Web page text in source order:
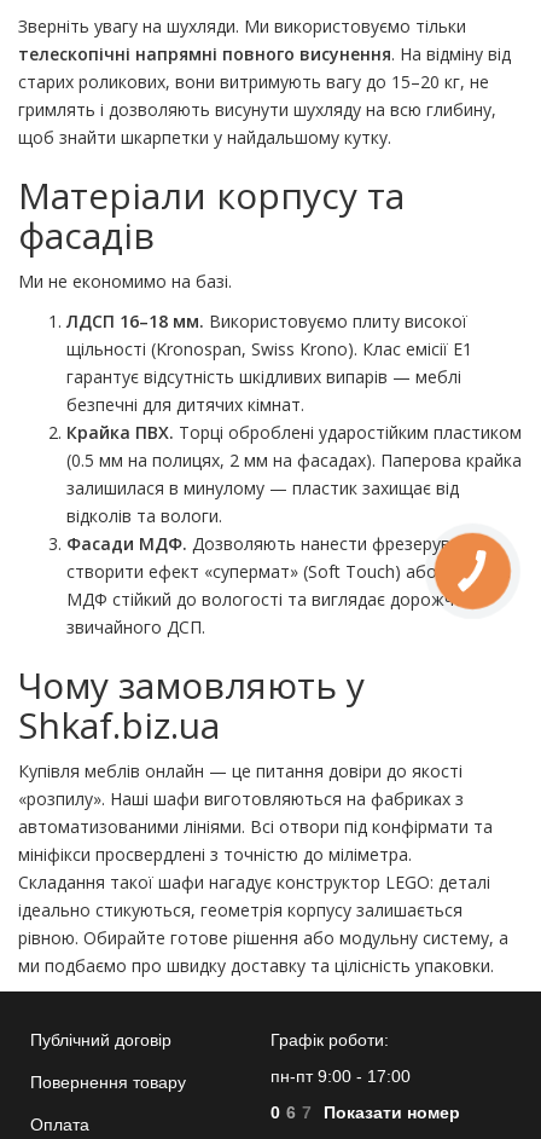
Зверніть увагу на шухляди. Ми використовуємо тільки
телескопічні напрямні повного висунення. На відміну від
старих роликових, вони витримують вагу до 15–20 кг, не
гримлять і дозволяють висунути шухляду на всю глибину,
щоб знайти шкарпетки у найдальшому кутку.
Матеріали корпусу та
фасадів
Ми не економимо на базі.
ЛДСП 16–18 мм. Використовуємо плиту високої
щільності (Kronospan, Swiss Krono). Клас емісії E1
гарантує відсутність шкідливих випарів — меблі
безпечні для дитячих кімнат.
Крайка ПВХ. Торці оброблені ударостійким пластиком
(0.5 мм на полицях, 2 мм на фасадах). Паперова крайка
залишилася в минулому — пластик захищає від
відколів та вологи.
Фасади МДФ. Дозволяють нанести фрезерування,
створити ефект «супермат» (Soft Touch) або глянець.
МДФ стійкий до вологості та виглядає дорожче
звичайного ДСП.
Чому замовляють у
Shkaf.biz.ua
Купівля меблів онлайн — це питання довіри до якості
«розпилу». Наші шафи виготовляються на фабриках з
автоматизованими лініями. Всі отвори під конфірмати та
мініфікси просвердлені з точністю до міліметра.
Складання такої шафи нагадує конструктор LEGO: деталі
ідеально стикуються, геометрія корпусу залишається
рівною. Обирайте готове рішення або модульну систему, а
ми подбаємо про швидку доставку та цілісність упаковки.
Публічний договір
Повернення товару
Оплата
Графік роботи:
пн-пт 9:00 - 17:00
0 6 7 Показати номер